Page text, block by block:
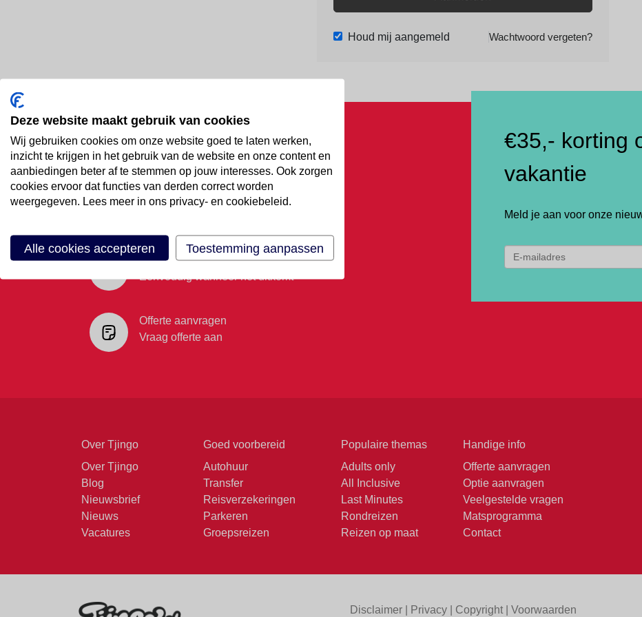
Houd mij aangemeld Wachtwoord vergeten?
Bel ons
088 66 55 999
Mail ons
Maak een afspraak
Eenvoudig wanneer het uitkomt
Offerte aanvragen
Vraag offerte aan
€35,- korting
vakantie
Meld je aan voor onze
Over Tjingo
Over Tjingo
Blog
Nieuwsbrief
Nieuws
Vacatures
Goed voorbereid
Autohuur
Transfer
Reisverzekeringen
Parkeren
Groepsreizen
Populaire themas
Adults only
All Inclusive
Last Minutes
Rondreizen
Reizen op maat
Handige info
Offerte aanvragen
Optie aanvragen
Veelgestelde vragen
Matsprogramma
Contact
Disclaimer| Privacy| Copyright| Voorwaarden
Deze website maakt gebruik van cookies
Wij gebruiken cookies om onze website goed te laten werken,
inzicht te krijgen in het gebruik van de website en onze content en
aanbiedingen beter af te stemmen op jouw interesses. Ook zorgen
cookies ervoor dat functies van derden correct worden
weergegeven. Lees meer in ons privacy- en cookiebeleid.
Alle cookies accepteren Toestemming aanpassen